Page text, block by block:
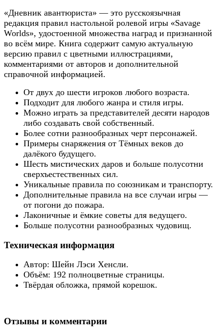
«Дневник авантюриста» — это русскоязычная
редакция правил настольной ролевой игры «Savage
Worlds», удостоенной множества наград и признанной
во всём мире. Книга содержит самую актуальную
версию правил с цветными иллюстрациями,
комментариями от авторов и дополнительной
справочной информацией.
От двух до шести игроков любого возраста.
Подходит для любого жанра и стиля игры.
Можно играть за представителей десяти народов
либо создавать свой собственный.
Более сотни разнообразных черт персонажей.
Примеры снаряжения от Тёмных веков до
далёкого будущего.
Шесть мистических даров и больше полусотни
сверхъестественных сил.
Уникальные правила по союзникам и транспорту.
Дополнительные правила на все случаи игры —
от погони до пожара.
Лаконичные и ёмкие советы для ведущего.
Больше полусотни разнообразных чудовищ.
Техническая информация
Автор: Шейн Лэси Хенсли.
Объём: 192 полноцветные страницы.
Твёрдая обложка, прямой корешок.
Отзывы и комментарии